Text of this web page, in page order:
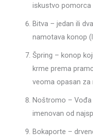
iskustvo pomorca
Bitva – jedan ili
namotava konop
Špring – konop
krme prema
veoma opasan za
Noštromo – Vođa
imenovan od
Bokaporte –